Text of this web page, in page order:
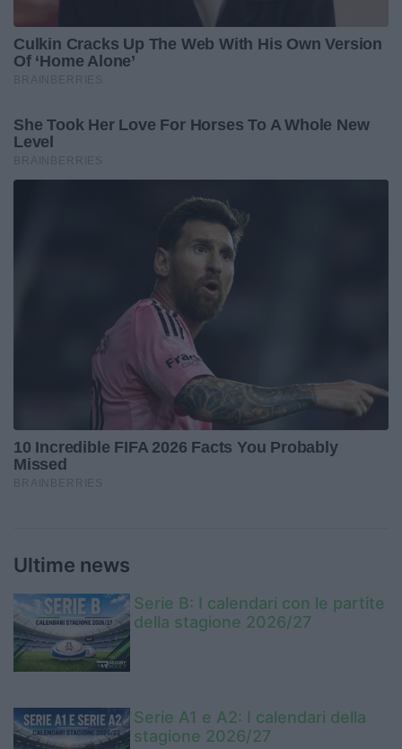
Ultime news
Serie B: I calendari con le partite
della stagione 2026/27
Serie A1 e A2: I calendari della
stagione 2026/27